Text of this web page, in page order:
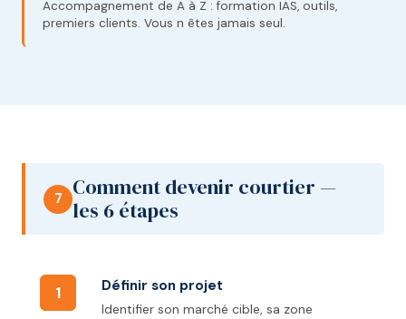
Accompagnement de A à Z : formation IAS, outils,
premiers clients. Vous n êtes jamais seul.
7
Comment devenir courtier —
les 6 étapes
1 Définir son projet
Identifier son marché cible, sa zone